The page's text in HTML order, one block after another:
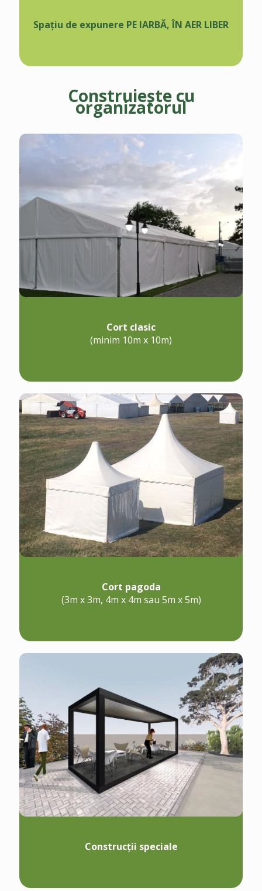
Spațiu de expunere PE IARBĂ, ÎN AER LIBER
Construiește cu
organizatorul
Cort clasic
(minim 10m x 10m)
Cort pagoda
(3m x 3m, 4m x 4m sau 5m x 5m)
Construcții speciale